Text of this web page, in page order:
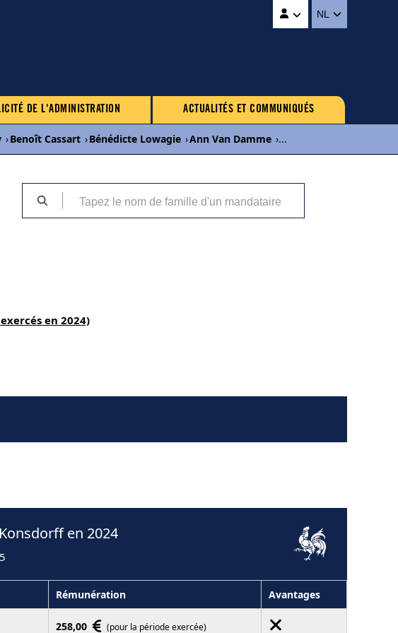
NL
DE L'ADMINISTRATION ACTUALITÉS ET COMMUNIQUÉS
›Benoît Cassart ›Bénédicte Lowagie ›Ann Van Damme ›...
en 2024)
en 2024
Rémunération Avantages
258,00 (pour la période exercée)